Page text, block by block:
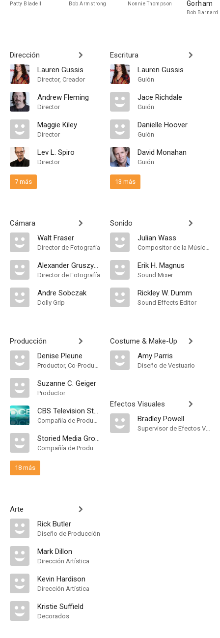
Patty Bladell Bob Armstrong Nonnie Thompson Gorham
Bob Barnard
Dirección
Lauren Gussis
Director, Creador
Andrew Fleming
Director
Maggie Kiley
Director
Lev L. Spiro
Director
7 más
Cámara
Walt Fraser
Director de Fotografía
Alexander Gruszynski
Director de Fotografía
Andre Sobczak
Dolly Grip
Producción
Denise Pleune
Productor, Co-Productor
Suzanne C. Geiger
Productor
CBS Television Studios
Compañía de Produccion
Storied Media Group
Compañía de Produccion
18 más
Arte
Rick Butler
Diseño de Producción
Mark Dillon
Dirección Artística
Kevin Hardison
Dirección Artística
Kristie Suffield
Decorados
Escritura
Lauren Gussis
Guión
Jace Richdale
Guión
Danielle Hoover
Guión
David Monahan
Guión
13 más
Sonido
Julian Wass
Compositor de la Música Original, Música
Erik H. Magnus
Sound Mixer
Rickley W. Dumm
Sound Effects Editor
Costume & Make-Up
Amy Parris
Diseño de Vestuario
Efectos Visuales
Bradley Powell
Supervisor de Efectos Visuales